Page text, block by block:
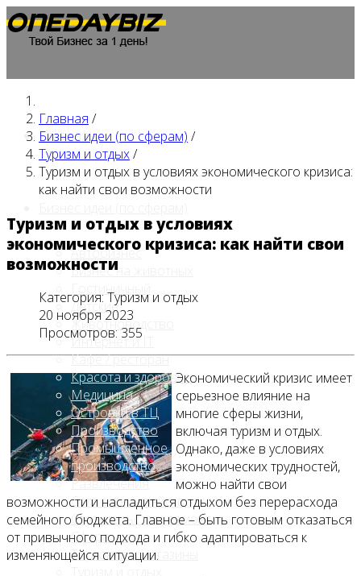
Главная
Автобизнес
Бизнес на животных
Гостиничный
Детские
Животноводство
Интернет и IT
Кафе / ресторан
Красота и здоровье
Медицина
Островки в ТЦ
Производство
Промышленное
производство
Развлечения
Сельское хозяйство
Строительство, ремонт
Сфера услуг
Торговля и магазины
Главная /
Бизнес идеи (по сферам) /
Туризм и отдых/
Туризм и отдых в условиях экономического кризиса:
как найти свои возможности
Туризм и отдых в условиях
экономического кризиса: как найти свои
возможности
Категория: Туризм и отдых
20 ноября 2023
Просмотров: 355
Экономический кризис имеет
серьезное влияние на
многие сферы жизни,
включая туризм и отдых.
Однако, даже в условиях
экономических трудностей,
можно найти свои
возможности и насладиться отдыхом без перерасхода
семейного бюджета. Главное – быть готовым отказаться
от привычного подхода и гибко адаптироваться к
изменяющейся ситуации.